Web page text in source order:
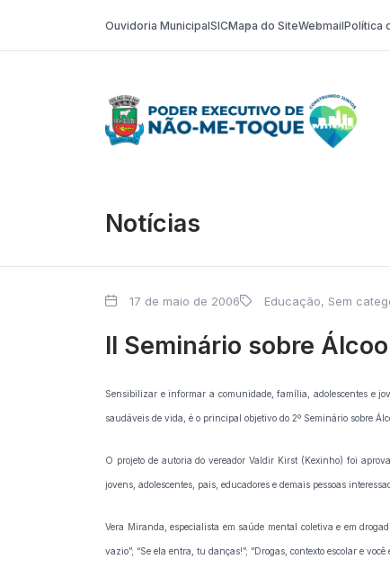
Ouvidoria MunicipalSICMapa do SiteWebmailPolítica
Notícias
17 de maio de 2006 Educação, Sem
II Seminário sobre
Sensibilizar e informar a comunidade, família, adolescentes e
saudáveis de vida, é o principal objetivo do 2º Seminário sobre
O projeto de autoria do vereador Valdir Kirst (Kexinho) foi
jovens, adolescentes, pais, educadores e demais pessoas
Vera Miranda, especialista em saúde mental coletiva e em
vazio”; “Se ela entra, tu danças!”; “Drogas, contexto escolar e